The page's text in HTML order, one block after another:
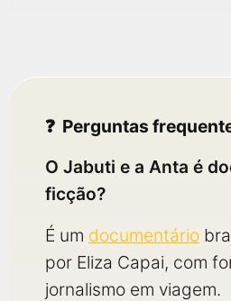
Perguntas
O Jabuti e a Anta é
ficção?
É um documentário
por Eliza Capai, com
jornalismo em viagem.